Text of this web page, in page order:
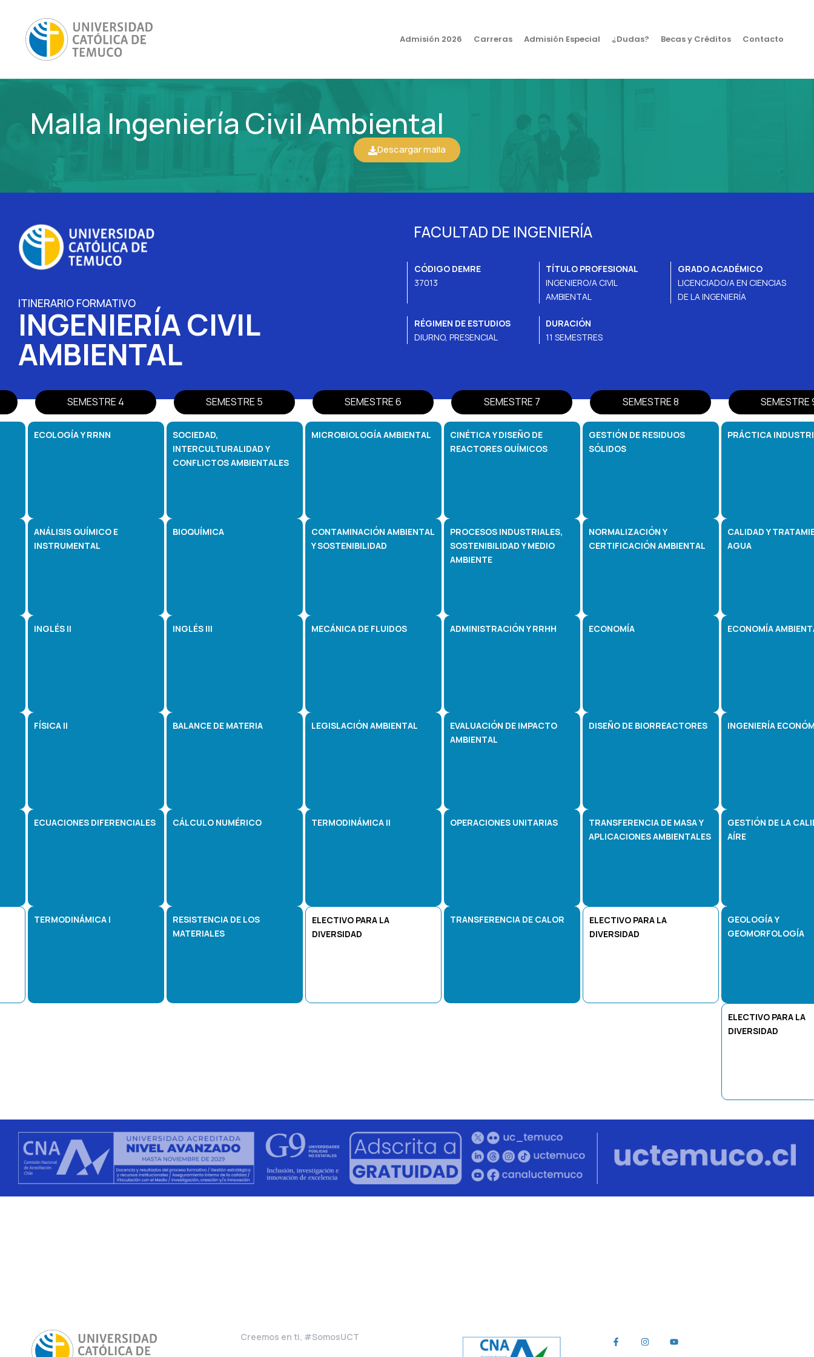
Admisión 2026 Carreras Admisión Especial ¿Dudas? Becas y Créditos Contacto
Malla Ingeniería Civil Ambiental
Descargar malla
ITINERARIO FORMATIVO
INGENIERÍA CIVIL
AMBIENTAL
FACULTAD DE INGENIERÍA
CÓDIGO DEMRE
37013
TÍTULO PROFESIONAL
INGENIERO/A CIVIL
AMBIENTAL
GRADO ACADÉMICO
LICENCIADO/A EN CIENCIAS
DE LA INGENIERÍA
RÉGIMEN DE ESTUDIOS
DIURNO, PRESENCIAL
DURACIÓN
11 SEMESTRES
SEMESTRE 4
ECOLOGÍA Y RRNN
ANÁLISIS QUÍMICO E
INSTRUMENTAL
INGLÉS II
FÍSICA II
ECUACIONES DIFERENCIALES
TERMODINÁMICA I
SEMESTRE 5
SOCIEDAD,
INTERCULTURALIDAD Y
CONFLICTOS AMBIENTALES
BIOQUÍMICA
INGLÉS III
BALANCE DE MATERIA
CÁLCULO NUMÉRICO
RESISTENCIA DE LOS
MATERIALES
SEMESTRE 6
MICROBIOLOGÍA AMBIENTAL
CONTAMINACIÓN AMBIENTAL
Y SOSTENIBILIDAD
MECÁNICA DE FLUIDOS
LEGISLACIÓN AMBIENTAL
TERMODINÁMICA II
ELECTIVO PARA LA
DIVERSIDAD
SEMESTRE 7
CINÉTICA Y DISEÑO DE
REACTORES QUÍMICOS
PROCESOS INDUSTRIALES,
SOSTENIBILIDAD Y MEDIO
AMBIENTE
ADMINISTRACIÓN Y RRHH
EVALUACIÓN DE IMPACTO
AMBIENTAL
OPERACIONES UNITARIAS
TRANSFERENCIA DE CALOR
SEMESTRE 8
GESTIÓN DE RESIDUOS
SÓLIDOS
NORMALIZACIÓN Y
CERTIFICACIÓN AMBIENTAL
ECONOMÍA
DISEÑO DE BIORREACTORES
TRANSFERENCIA DE MASA Y
APLICACIONES AMBIENTALES
ELECTIVO PARA LA
DIVERSIDAD
SEMESTRE
PRÁCTICA
CALIDAD Y
AGUA
ECONOMÍA
INGENIERÍA
GESTIÓN DE LA
AÍRE
GEOLOGÍA Y
GEOMORFOLOGÍA
ELECTIVO PARA LA
DIVERSIDAD
Creemos en ti, #SomosUCT